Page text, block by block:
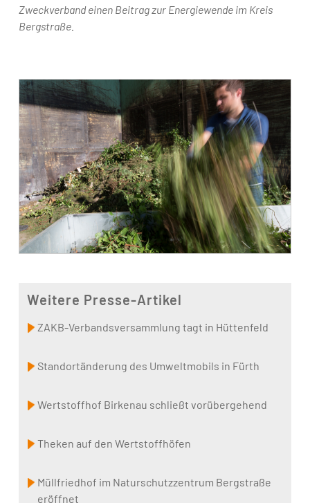
Zweckverband einen Beitrag zur Energiewende im Kreis
Bergstraße.
Weitere Presse-Artikel
ZAKB-Verbandsversammlung tagt in Hüttenfeld
Standortänderung des Umweltmobils in Fürth
Wertstoffhof Birkenau schließt vorübergehend
Theken auf den Wertstoffhöfen
Müllfriedhof im Naturschutzzentrum Bergstraße
eröffnet